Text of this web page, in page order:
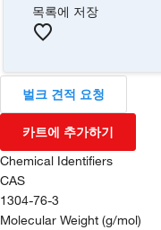
목록에 저장
벌크 견적 요청
카트에 추가하기
Chemical Identifiers
CAS
1304-76-3
Molecular Weight (g/mol)